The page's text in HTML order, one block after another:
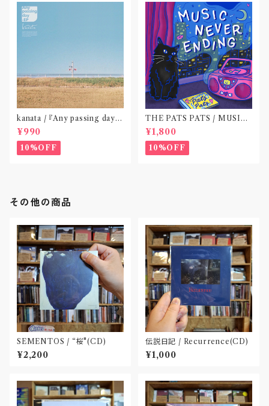
kanata / 『Any passing day -
EP』(CD作品)〝東京〟
¥990
10%OFF
THE PATS PATS / MUSIC
NEVER ENDING(CD作品)
¥1,800
10%OFF
その他の商品
SEMENTOS / “桜"(CD)
¥2,200
伝説日記 / Recurrence(CD)
¥1,000